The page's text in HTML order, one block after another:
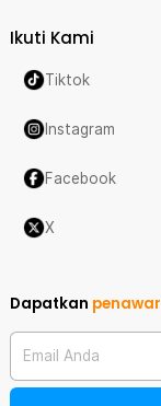
Ikuti Kami
Tiktok
Instagram
Facebook
X
Dapatkan
Email Anda